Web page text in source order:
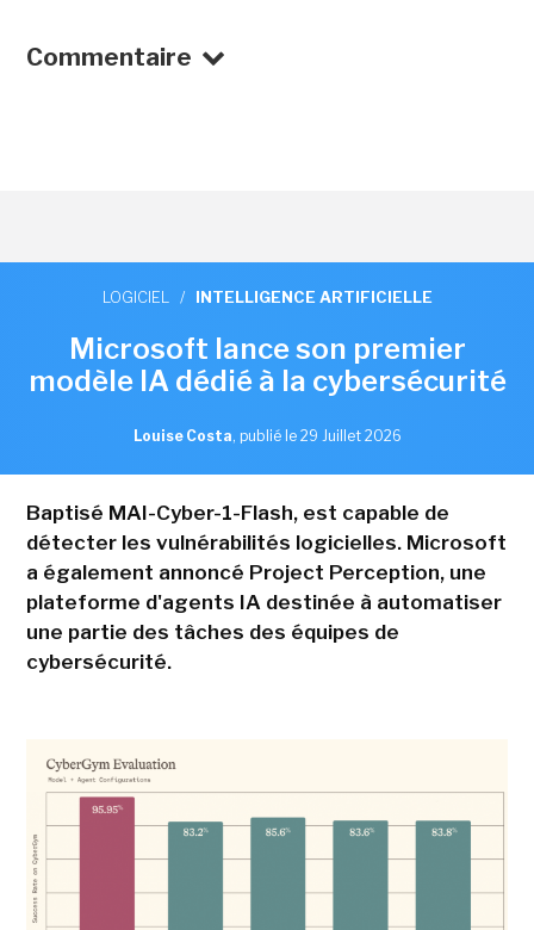
Commentaire
LOGICIEL / INTELLIGENCE ARTIFICIELLE
Microsoft lance son premier
modèle IA dédié à la cybersécurité
Louise Costa, publié le 29 Juillet 2026
Baptisé MAI-Cyber-1-Flash, est capable de
détecter les vulnérabilités logicielles. Microsoft
a également annoncé Project Perception, une
plateforme d'agents IA destinée à automatiser
une partie des tâches des équipes de
cybersécurité.